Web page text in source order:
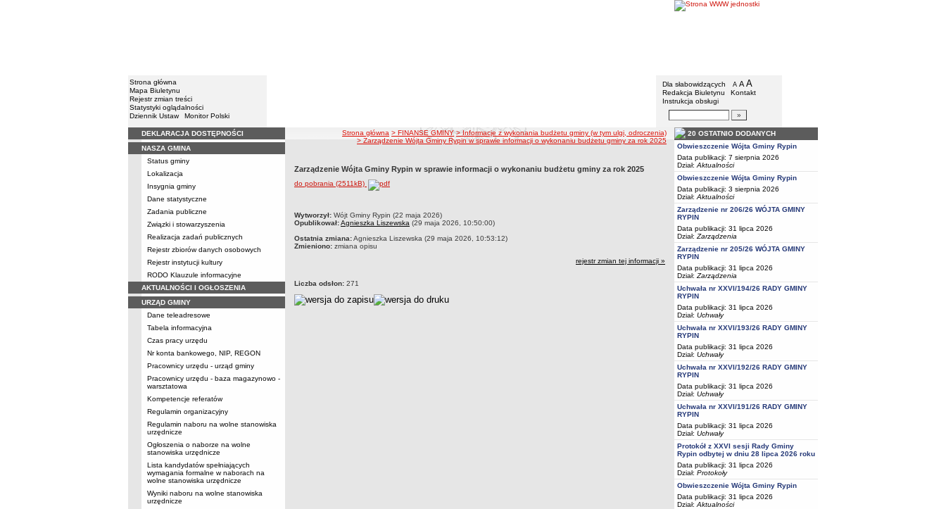
Strona główna
Mapa Biuletynu
Rejestr zmian treści
Statystyki oglądalności
Dziennik Ustaw
Monitor Polski
Gmina Rypin
Menu dodatkowe
Dla słabowidzących A pomniejsz czcionkę
A standardowy rozmiar czcionki
A
Redakcja Biuletynu
Kontakt
Instrukcja obsługi
Wyszukiwarka artykułów
Menu
DEKLARACJA DOSTĘPNOŚCI
NASZA GMINA
Status gminy
Lokalizacja
Insygnia gminy
Dane statystyczne
Zadania publiczne
Związki i stowarzyszenia
Realizacja zadań publicznych
Rejestr zbiorów danych osobowych
Rejestr instytucji kultury
RODO Klauzule informacyjne
AKTUALNOŚCI I OGŁOSZENIA
URZĄD GMINY
Dane teleadresowe
Tabela informacyjna
Czas pracy urzędu
Nr konta bankowego, NIP, REGON
Pracownicy urzędu - urząd gminy
Pracownicy urzędu - baza magazynowo -
warsztatowa
Kompetencje referatów
Regulamin organizacyjny
Regulamin naboru na wolne stanowiska
urzędnicze
Ogłoszenia o naborze na wolne
stanowiska urzędnicze
Lista kandydatów spełniających
wymagania formalne w naborach na
wolne stanowiska urzędnicze
Wyniki naboru na wolne stanowiska
urzędnicze
ścieżka nawigacji
Strona główna > FINANSE GMINY > Informacje z wykonania budżetu gminy (w tym ulgi, odroczenia)
> Zarządzenie Wójta Gminy Rypin w sprawie informacji o wykonaniu budżetu gminy za rok 2025
Zarządzenie Wójta Gminy Rypin w sprawie informacji o wykonaniu budżetu gminy za rok 2025
do pobrania (2511kB)
metryczka
Wytworzył: Wójt Gminy Rypin (22 maja 2026)
Opublikował:Agnieszka Liszewska (29 maja 2026, 10:50:00)
Ostatnia zmiana:Agnieszka Liszewska (29 maja 2026, 10:53:12)
Zmieniono: zmiana opisu
rejestr zmian tej informacji »
Liczba odsłon: 271
20 OSTATNIO DODANYCH
Obwieszczenie Wójta Gminy Rypin
Data publikacji: 7 sierpnia 2026
Dział: Aktualności
Obwieszczenie Wójta Gminy Rypin
Data publikacji: 3 sierpnia 2026
Dział: Aktualności
Zarządzenie nr 206/26 WÓJTA GMINY
RYPIN
Data publikacji: 31 lipca 2026
Dział: Zarządzenia
Zarządzenie nr 205/26 WÓJTA GMINY
RYPIN
Data publikacji: 31 lipca 2026
Dział: Zarządzenia
Uchwała nr XXVI/194/26 RADY GMINY
RYPIN
Data publikacji: 31 lipca 2026
Dział: Uchwały
Uchwała nr XXVI/193/26 RADY GMINY
RYPIN
Data publikacji: 31 lipca 2026
Dział: Uchwały
Uchwała nr XXVI/192/26 RADY GMINY
RYPIN
Data publikacji: 31 lipca 2026
Dział: Uchwały
Uchwała nr XXVI/191/26 RADY GMINY
RYPIN
Data publikacji: 31 lipca 2026
Dział: Uchwały
Protokół z XXVI sesji Rady Gminy
Rypin odbytej w dniu 28 lipca 2026 roku
Data publikacji: 31 lipca 2026
Dział: Protokoły
Obwieszczenie Wójta Gminy Rypin
Data publikacji: 31 lipca 2026
Dział: Aktualności